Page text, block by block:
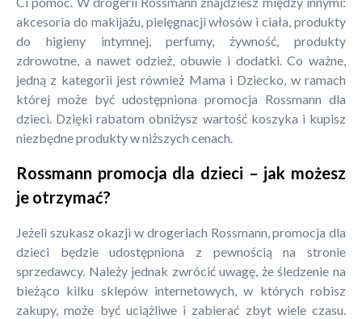
akcesoria do makijażu, pielęgnacji włosów i ciała, produkty
do higieny intymnej, perfumy, żywność, produkty
zdrowotne, a nawet odzież, obuwie i dodatki. Co ważne,
jedną z kategorii jest również Mama i Dziecko, w ramach
której może być udostępniona promocja Rossmann dla
dzieci. Dzięki rabatom obniżysz wartość koszyka i kupisz
niezbędne produkty w niższych cenach.
Rossmann promocja dla dzieci – jak możesz
je otrzymać?
Jeżeli szukasz okazji w drogeriach Rossmann, promocja dla
dzieci będzie udostępniona z pewnością na stronie
sprzedawcy. Należy jednak zwrócić uwagę, że śledzenie na
bieżąco kilku sklepów internetowych, w których robisz
zakupy, może być uciążliwe i zabierać zbyt wiele czasu.